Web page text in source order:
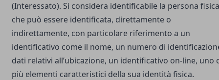
(Interessato). Si considera identificabile la persona fisica
che può essere identificata, direttamente o
indirettamente, con particolare riferimento a un
identificativo come il nome, un numero di
dati relativi all’ubicazione, un identificativo on-line, uno
più elementi caratteristici della sua identità fisica.